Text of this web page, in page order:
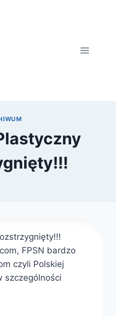
FPSN bardzo
czyli Polskiej
szczególności